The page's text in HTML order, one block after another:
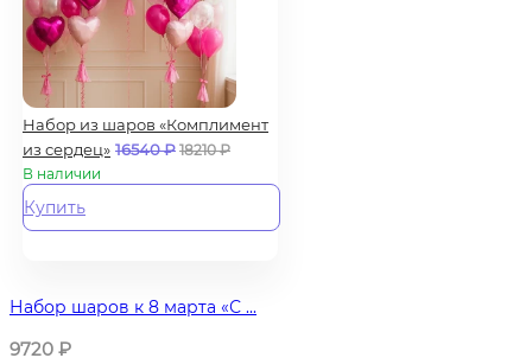
Набор из шаров «Комплимент
из сердец» 16540₽ 18210₽
В наличии
Купить
Набор шаров к 8 марта «С ...
9720 ₽